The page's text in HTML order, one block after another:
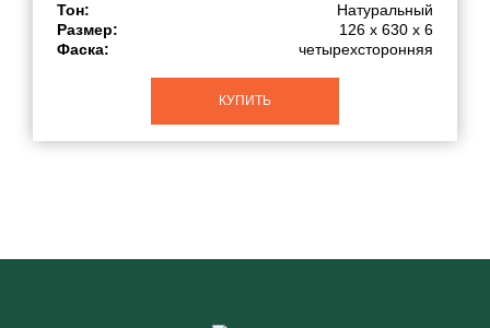
Тон:
Натуральный
Размер:
126 x 630 x 6
Фаска:
четырехсторонняя
КУПИТЬ